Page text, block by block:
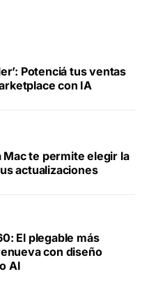
Potenciá tus ventas
con IA
te permite elegir la
actualizaciones
El plegable más
con diseño
AI